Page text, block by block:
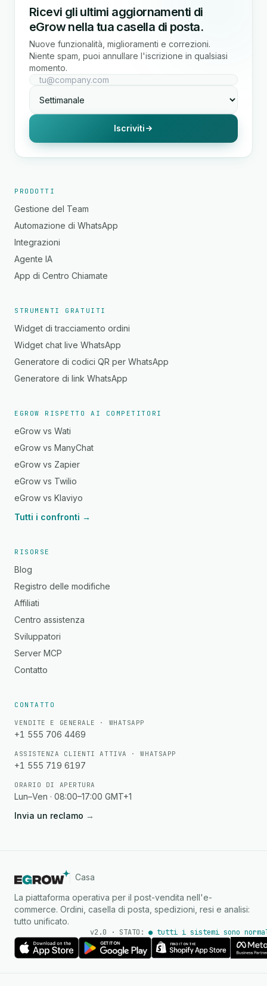
Ricevi gli ultimi aggiornamenti di
eGrow nella tua casella di posta.
Nuove funzionalità, miglioramenti e correzioni.
Niente spam, puoi annullare l'iscrizione in qualsiasi
momento.
Iscriviti
PRODOTTI
Gestione del Team
Automazione di WhatsApp
Integrazioni
Agente IA
App di Centro Chiamate
STRUMENTI GRATUITI
Widget di tracciamento ordini
Widget chat live WhatsApp
Generatore di codici QR per WhatsApp
Generatore di link WhatsApp
EGROW RISPETTO AI COMPETITORI
eGrow vs Wati
eGrow vs ManyChat
eGrow vs Zapier
eGrow vs Twilio
eGrow vs Klaviyo
Tutti i confronti →
RISORSE
Blog
Registro delle modifiche
Affiliati
Centro assistenza
Sviluppatori
Server MCP
Contatto
CONTATTO
VENDITE E GENERALE · WHATSAPP
+1 555 706 4469
ASSISTENZA CLIENTI ATTIVA · WHATSAPP
+1 555 719 6197
ORARIO DI APERTURA
Lun–Ven · 08:00–17:00 GMT+1
Invia un reclamo →
Casa
La piattaforma operativa per il post-vendita nell'e-
commerce. Ordini, casella di posta, spedizioni, resi e analisi:
tutto unificato.
v2.0 · STATO: ● tutti i sistemi sono